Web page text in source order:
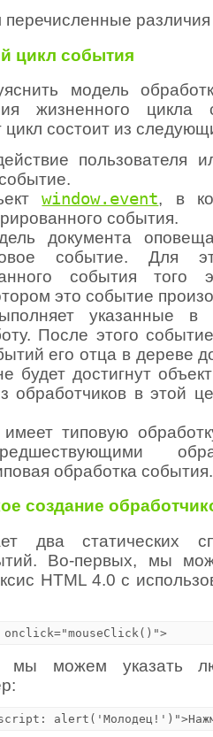
цикл события
модель
жизненного цикла
цикл состоит из
пользователя
window.event, в
события.
документа
событие. Для
события того
это событие
указанные
После этого
его отца в дереве
будет достигнут
обработчиков в этой
типовую
обработка события.
создание
два статических
Во-первых, мы
HTML 4.0 с
мы можем указать
alert('Молодец!')">Нажми